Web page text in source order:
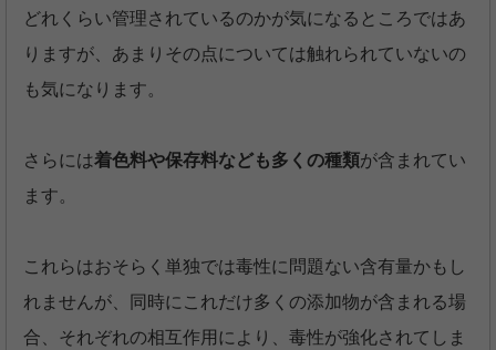
どれくらい管理されているのかが気になるところではあ
りますが、あまりその点については触れられていないの
も気になります。
さらには着色料や保存料なども多くの種類が含まれてい
ます。
これらはおそらく単独では毒性に問題ない含有量かもし
れませんが、同時にこれだけ多くの添加物が含まれる場
合、それぞれの相互作用により、毒性が強化されてしま